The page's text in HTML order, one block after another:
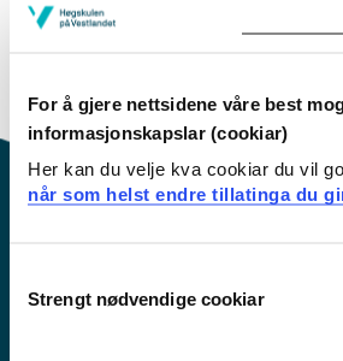
For å gjere nettsidene våre best
informasjonskapslar (cookiar)
Her kan du velje kva cookiar du vil
når som helst endre tillatinga du
Selection
Strengt nødvendige cookiar
søke opp emnet du
engelsk emneplan ved å klikke på